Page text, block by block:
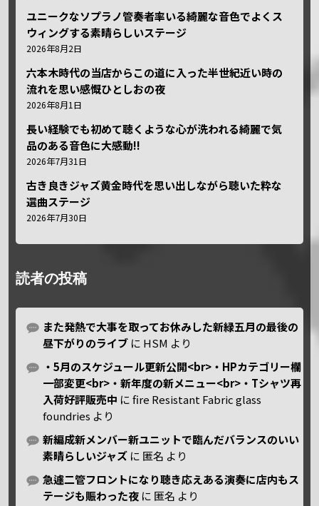
ユニークなソプラノ管奏者率いる綺麗な音色でよくス
ウィングする素晴らしいステージ
2026年8月2日
六本木時代の当店からこの道に入った半世紀近い時の
流れを思い感慨ひとしおの夜
2026年8月1日
長い経験でも初めて聴くような心が洗われる綺麗で気
品のある音色に大感動!!
2026年7月31日
古き良きジャズ黄金時代を思い出しながら聴いた粋な
選曲ステージ
2026年7月30日
読者の投稿
また発熱で大事を取ってお休みした新緑五月の最後の
昼下がりのライブ に HSM より
・5月のスケジュール更新公開<br>・HPカテゴリー欄
一部変更<br>・新年度の新メニュー<br>・Tシャツ再
入荷好評販売中 にfire Resistant Fabric glass
foundries より
新編成新メンバー新ユニットで臨んだバランスのいい
素晴らしいジャズ に 匿名 より
急遽二管フロントになり聴き応えある演奏に店内もス
テージも賑わった夜 に 匿名 より